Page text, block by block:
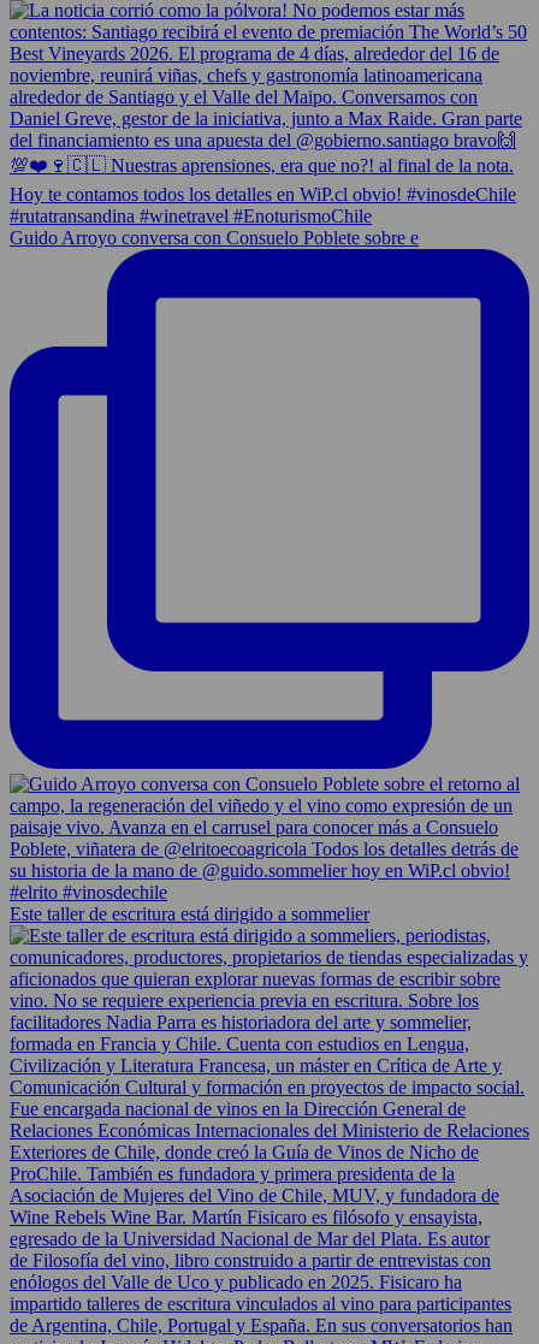
Guido Arroyo conversa con Consuelo Poblete sobre e
Este taller de escritura está dirigido a sommelier